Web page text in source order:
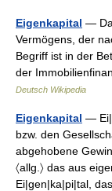
Eigenkapital —
Vermögens, der
Begriff ist in der
der
Deutsch Wikipedia
Eigenkapital —
bzw. den
abgehobene
〈allg.〉 das aus
Ei|gen|ka|pi|tal,